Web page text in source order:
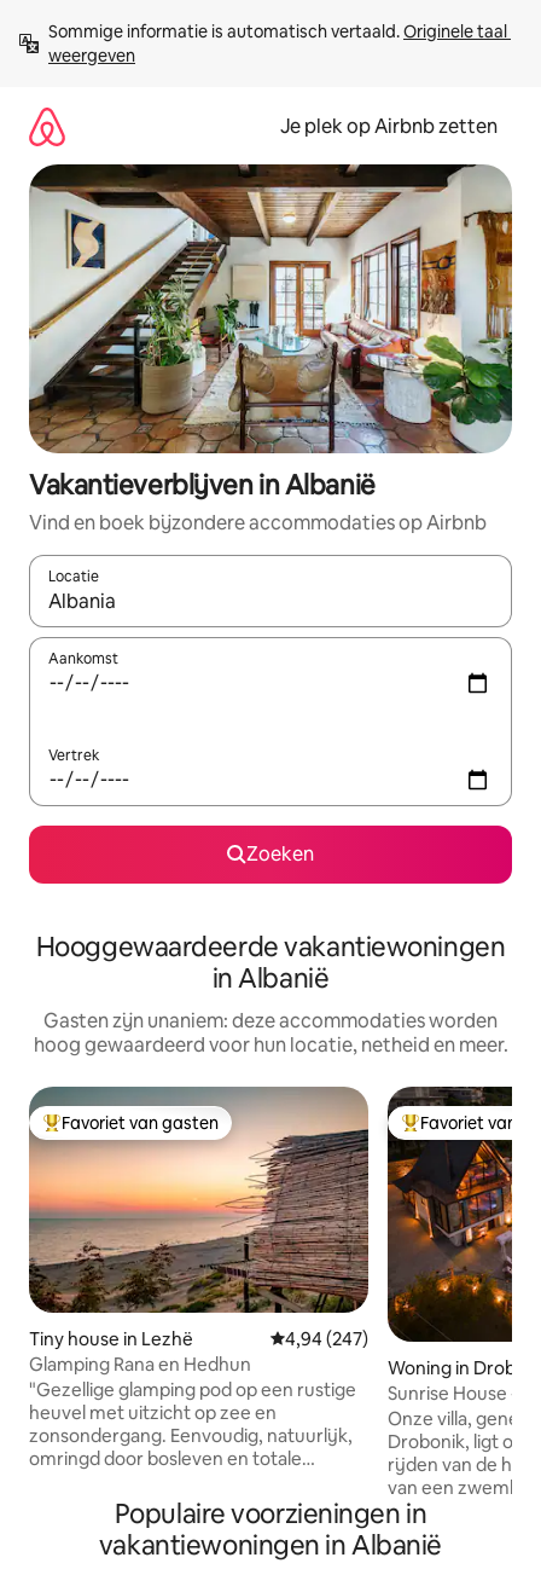
direct
naar
Sommige informatie is automatisch vertaald. Originele taal
weergeven
Je plek op Airbnb zetten
Vakantieverblijven in Albanië
Vind en boek bijzondere accommodaties op Airbnb
Locatie
Wanneer er resultaten beschikbaar zijn, maak je een keuze
Aankomst
Vertrek
Zoeken
Hooggewaardeerde vakantiewoningen
in Albanië
Gasten zijn unaniem: deze accommodaties worden
hoog gewaardeerd voor hun locatie, netheid en meer.
Topfavoriet van gasten
Favoriet van gasten
Tiny house in Lezhë Gemiddelde beoordeling van
4,94 (247)
Glamping Rana en Hedhun
"Gezellige glamping pod op een rustige
heuvel met uitzicht op zee en
zonsondergang. Eenvoudig, natuurlijk,
omringd door bosleven en totale
vogels en geniet van verse lokale
zeevruchten in de Kult Beach Bar of ga
kajakken in de buurt. Je host staat
Topfavoriet van
Favoriet van
Woning in
Sunrise House -
verdieping)
Onze villa, genesteld
Drobonik, ligt op
rijden van de
van een
uitgeruste
die nodig zijn
Populaire voorzieningen in
vakantiewoningen in Albanië